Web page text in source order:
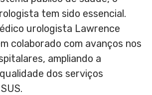
tem sido essencial.
urologista Lawrence
colaborado com avanços nos
ampliando a
dos serviços